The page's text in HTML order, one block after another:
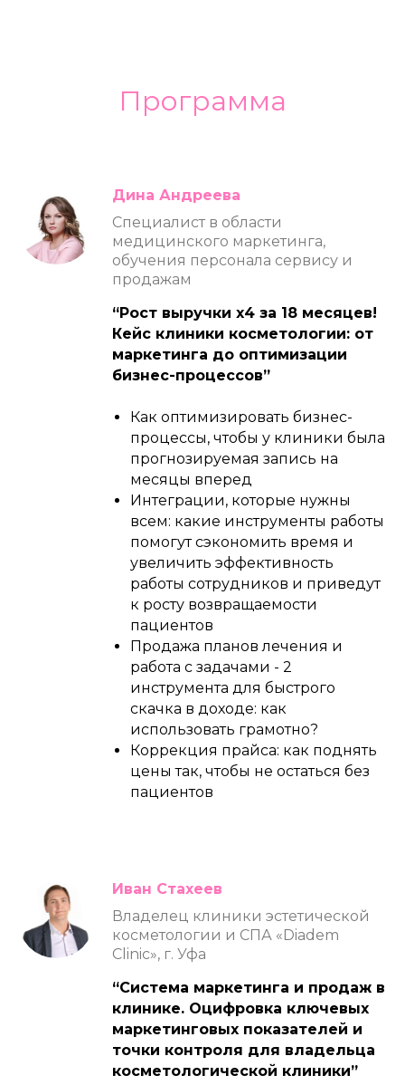
Программа
Дина Андреева
Специалист в области
медицинского маркетинга,
обучения персонала сервису и
продажам
“Рост выручки х4 за 18 месяцев!
Кейс клиники косметологии: от
маркетинга до оптимизации
бизнес-процессов”
Как оптимизировать бизнес-
процессы, чтобы у клиники была
прогнозируемая запись на
месяцы вперед
Интеграции, которые нужны
всем: какие инструменты работы
помогут сэкономить время и
увеличить эффективность
работы сотрудников и приведут
к росту возвращаемости
пациентов
Продажа планов лечения и
работа с задачами - 2
инструмента для быстрого
скачка в доходе: как
использовать грамотно?
Коррекция прайса: как поднять
цены так, чтобы не остаться без
пациентов
Иван Стахеев
Владелец клиники эстетической
косметологии и СПА «Diadem
Clinic», г. Уфа
“Система маркетинга и продаж в
клинике. Оцифровка ключевых
маркетинговых показателей и
точки контроля для владельца
косметологической клиники”